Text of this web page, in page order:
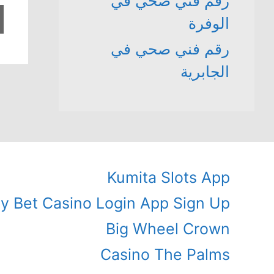
الوفرة
رقم فني صحي في
الجابرية
Kumita Slots App
Bet Casino Login App Sign Up
Big Wheel Crown
Casino The Palms